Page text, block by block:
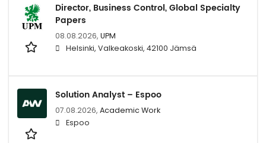
Director, Business Control, Global Specialty
Papers
08.08.2026, UPM
Helsinki, Valkeakoski, 42100 Jämsä
Solution Analyst – Espoo
07.08.2026, Academic Work
Espoo